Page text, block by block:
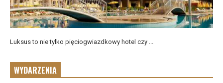
Luksus to nie tylko pięciogwiazdkowy hotel czy ...
WYDARZENIA